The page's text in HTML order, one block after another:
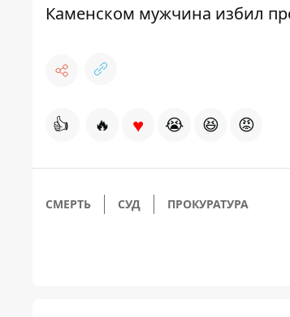
Каменском мужчина избил
👍 🔥 ♥ 😭 😆 😡
СМЕРТЬ СУД ПРОКУРАТУРА